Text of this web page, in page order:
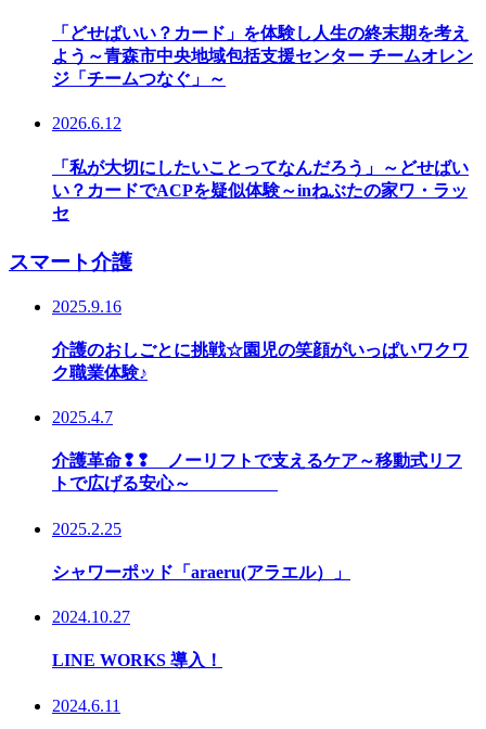
「どせばいい？カード」を体験し人生の終末期を考え
よう～青森市中央地域包括支援センター チームオレン
ジ「チームつなぐ」～
2026.6.12
「私が大切にしたいことってなんだろう」～どせばい
い？カードでACPを疑似体験～inねぶたの家ワ・ラッ
セ
スマート介護
2025.9.16
介護のおしごとに挑戦☆園児の笑顔がいっぱいワクワ
ク職業体験♪
2025.4.7
介護革命❢❢ ノーリフトで支えるケア～移動式リフ
トで広げる安心～
2025.2.25
シャワーポッド「araeru(アラエル）」
2024.10.27
LINE WORKS 導入！
2024.6.11